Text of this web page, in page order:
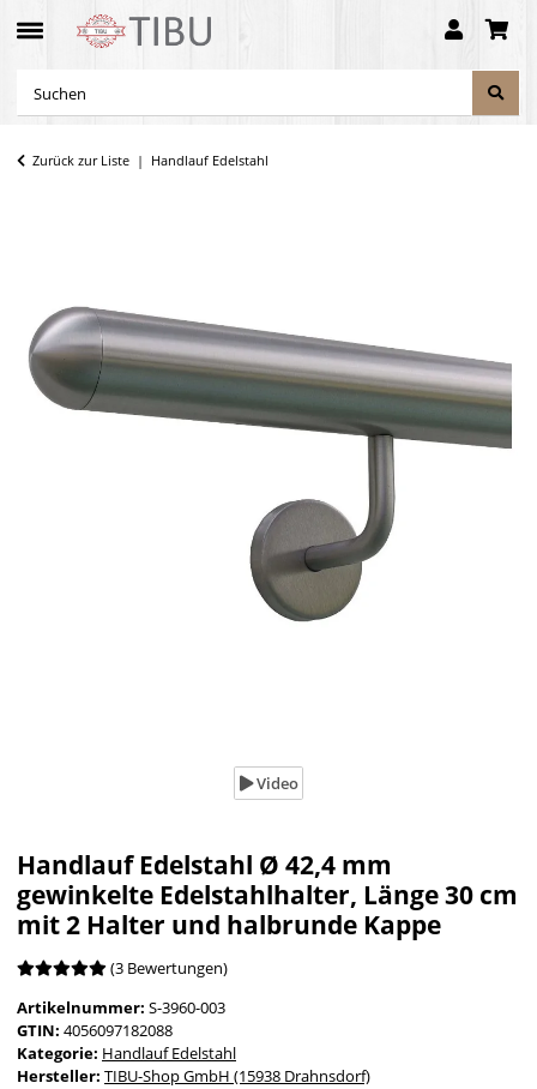
Zurück zur Liste Handlauf Edelstahl
Video
Handlauf Edelstahl Ø 42,4 mm
gewinkelte Edelstahlhalter, Länge 30 cm
mit 2 Halter und halbrunde Kappe
(3 Bewertungen)
Artikelnummer: S-3960-003
GTIN: 4056097182088
Kategorie: Handlauf Edelstahl
Hersteller: TIBU-Shop GmbH (15938 Drahnsdorf)